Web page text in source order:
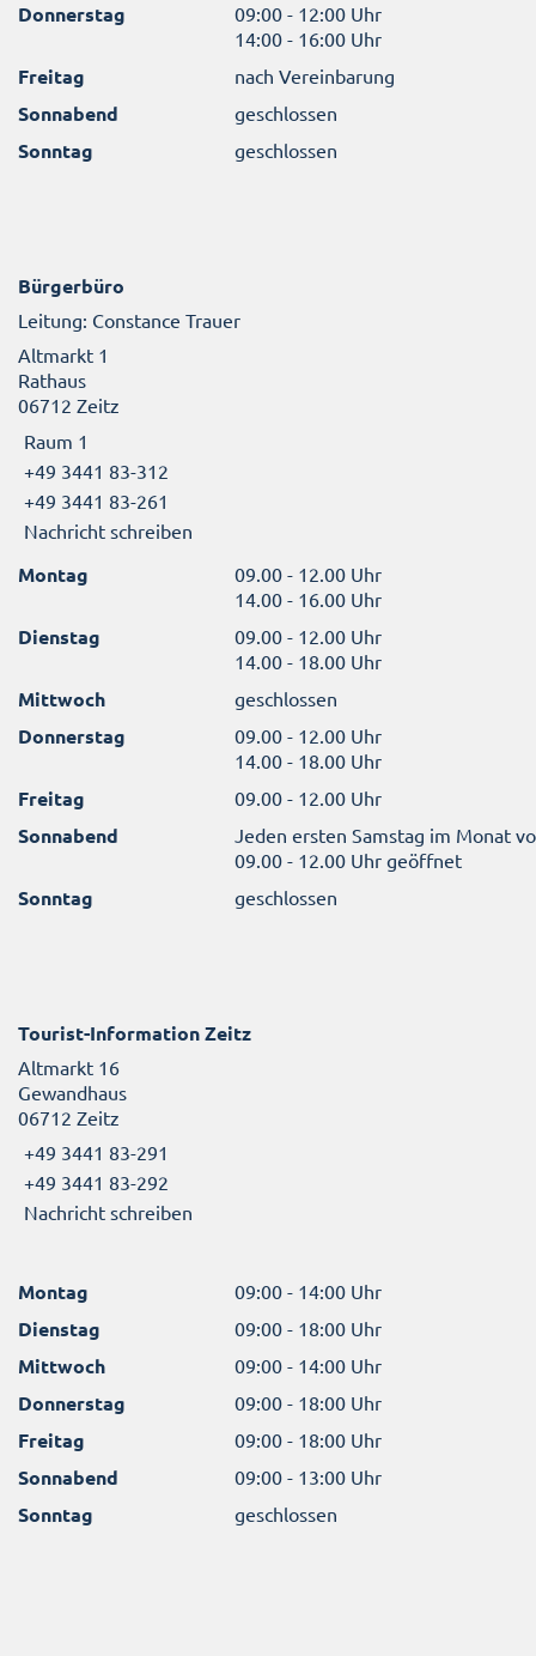
Donnerstag
09:00 - 12:00 Uhr
14:00 - 16:00 Uhr
Freitag nach Vereinbarung
Sonnabend geschlossen
Sonntag geschlossen
Bürgerbüro
Leitung: Constance Trauer
Altmarkt 1
Rathaus
06712 Zeitz
Raum 1
+49 3441 83-312
+49 3441 83-261
Nachricht schreiben
Montag
09.00 - 12.00 Uhr
14.00 - 16.00 Uhr
Dienstag
09.00 - 12.00 Uhr
14.00 - 18.00 Uhr
Mittwoch geschlossen
Donnerstag
09.00 - 12.00 Uhr
14.00 - 18.00 Uhr
Freitag 09.00 - 12.00 Uhr
Sonnabend
Jeden ersten Samstag im Monat
09.00 - 12.00 Uhr geöffnet
Sonntag geschlossen
Tourist-Information Zeitz
Altmarkt 16
Gewandhaus
06712 Zeitz
+49 3441 83-291
+49 3441 83-292
Nachricht schreiben
Montag 09:00 - 14:00 Uhr
Dienstag 09:00 - 18:00 Uhr
Mittwoch 09:00 - 14:00 Uhr
Donnerstag 09:00 - 18:00 Uhr
Freitag 09:00 - 18:00 Uhr
Sonnabend 09:00 - 13:00 Uhr
Sonntag geschlossen